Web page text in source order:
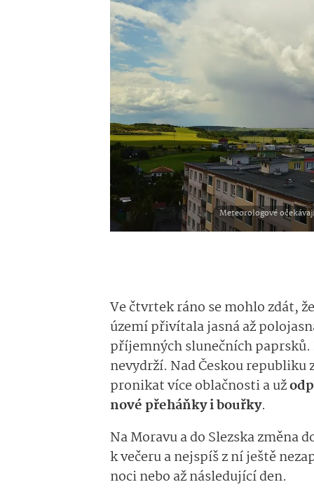
Meteorologové
Ve čtvrtek ráno se mohlo zdát,
území přivítala jasná až
příjemných slunečních
nevydrží. Nad Českou republiku
pronikat více oblačnosti a už
nové přeháňky i bouřky.
Na Moravu a do Slezska změna
k večeru a nejspíš z ní ještě
noci nebo až následující den.